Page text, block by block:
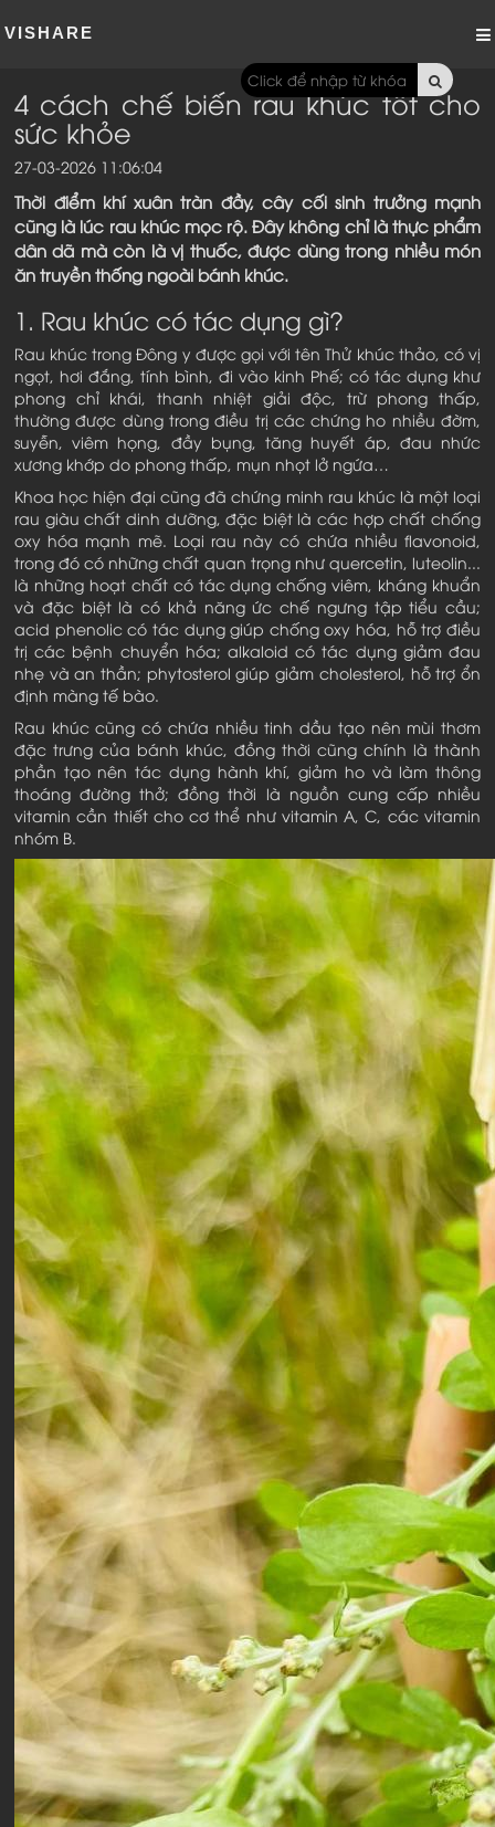
VISHARE
4 cách chế biến rau khúc tốt cho
sức khỏe
27-03-2026 11:06:04
Thời điểm khí xuân tràn đầy, cây cối sinh trưởng mạnh
cũng là lúc rau khúc mọc rộ. Đây không chỉ là thực phẩm
dân dã mà còn là vị thuốc, được dùng trong nhiều món
ăn truyền thống ngoài bánh khúc.
1. Rau khúc có tác dụng gì?
Rau khúc trong Đông y được gọi với tên Thử khúc thảo, có vị
ngọt, hơi đắng, tính bình, đi vào kinh Phế; có tác dụng khư
phong chỉ khái, thanh nhiệt giải độc, trừ phong thấp,
thường được dùng trong điều trị các chứng ho nhiều đờm,
suyễn, viêm họng, đầy bụng, tăng huyết áp, đau nhức
xương khớp do phong thấp, mụn nhọt lở ngứa…
Khoa học hiện đại cũng đã chứng minh rau khúc là một loại
rau giàu chất dinh dưỡng, đặc biệt là các hợp chất chống
oxy hóa mạnh mẽ. Loại rau này có chứa nhiều flavonoid,
trong đó có những chất quan trọng như quercetin, luteolin...
là những hoạt chất có tác dụng chống viêm, kháng khuẩn
và đặc biệt là có khả năng ức chế ngưng tập tiểu cầu;
acid phenolic có tác dụng giúp chống oxy hóa, hỗ trợ điều
trị các bệnh chuyển hóa; alkaloid có tác dụng giảm đau
nhẹ và an thần; phytosterol giúp giảm cholesterol, hỗ trợ ổn
định màng tế bào.
Rau khúc cũng có chứa nhiều tinh dầu tạo nên mùi thơm
đặc trưng của bánh khúc, đồng thời cũng chính là thành
phần tạo nên tác dụng hành khí, giảm ho và làm thông
thoáng đường thở; đồng thời là nguồn cung cấp nhiều
vitamin cần thiết cho cơ thể như vitamin A, C, các vitamin
nhóm B.